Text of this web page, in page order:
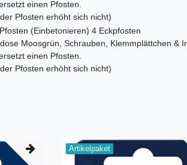
einen Pfosten.
Pfosten erhöht sich nicht)
(Einbetonieren) 4 Eckpfosten
Moosgrün, Schrauben, Klemmplättchen &
einen Pfosten.
Pfosten erhöht sich nicht)
Artikelpaket